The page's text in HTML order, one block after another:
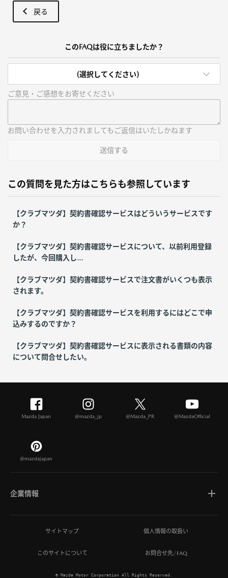
戻る
このFAQは役に立ちましたか？
(選択してください)
ご意見・ご感想をお寄せください
お問い合わせを入力されましてもご返信はいたしかねます
送信する
この質問を見た方はこちらも参照しています
【クラブマツダ】契約書確認サービスはどういうサービスです
か？
【クラブマツダ】契約書確認サービスについて、以前利用登録
したが、今回購入し...
【クラブマツダ】契約書確認サービスで注文書がいくつも表示
されます。
【クラブマツダ】契約書確認サービスを利用するにはどこで申
込みするのですか？
【クラブマツダ】契約書確認サービスに表示される書類の内容
について問合せしたい。
Mazda Japan @mazda_jp @Mazda_PR @MazdaOfficial
@mazdajapan
企業情報
マツダについて
ひとを想う価値創造
サイトマップ 個人情報の取扱い
このサイトについて お問合せ先/FAQ
© Mazda Motor Corporation All Rights Reserved.